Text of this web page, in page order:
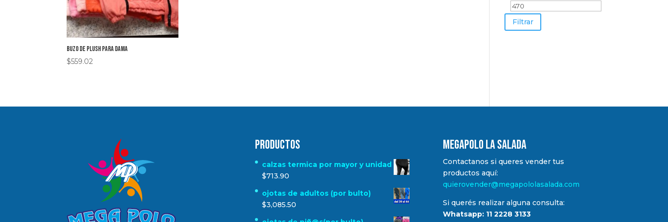
Buzo de plush para dama
$559.02
mínimo
Filtrar
Productos
calzas termica por mayor y unidad
$713.90
ojotas de adultos (por bulto)
$3,085.50
MEGAPOLO LA SALADA
Contactanos si queres vender tus
productos aquí:
quierovender@megapololasalada.com
Si querés realizar alguna consulta:
Whatsapp: 11 2228 3133